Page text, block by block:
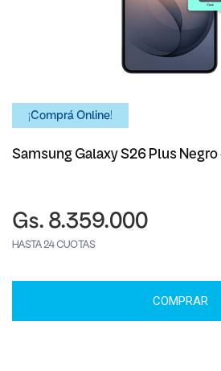
¡Comprá Online!
Samsung Galaxy S26 Plus Negro
Gs. 8.359.000
HASTA 24 CUOTAS
COMPRAR